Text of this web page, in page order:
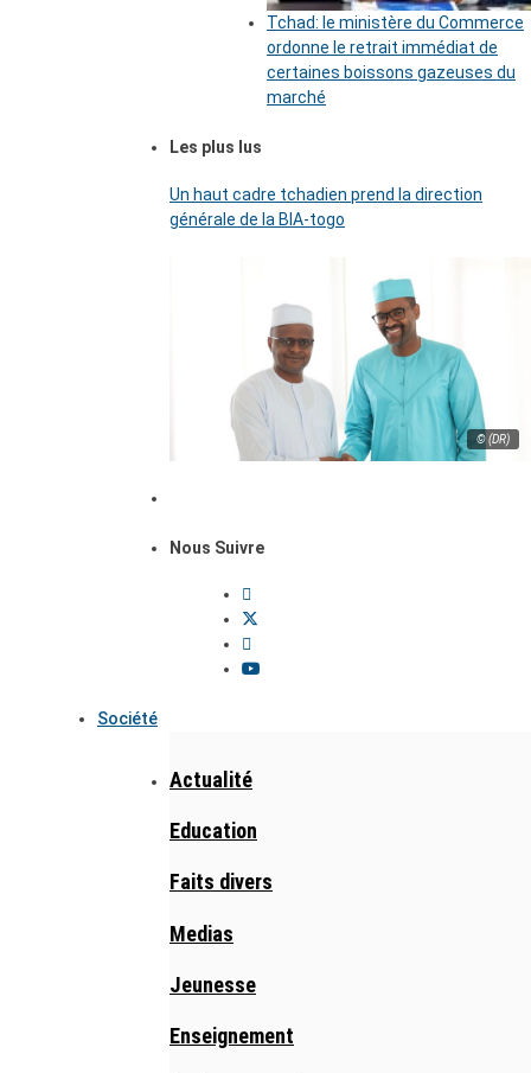
Tchad: le ministère du Commerce
ordonne le retrait immédiat de
certaines boissons gazeuses du
marché
Les plus lus
Un haut cadre tchadien prend la direction
générale de la BIA-togo
© (DR)
Nous Suivre
Société
Actualité
Education
Faits divers
Medias
Jeunesse
Enseignement